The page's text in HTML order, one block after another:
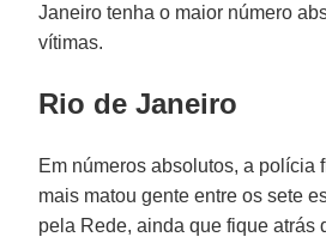
Janeiro tenha o maior número
vítimas.
Rio de Janeiro
Em números absolutos, a polícia
mais matou gente entre os sete
pela Rede, ainda que fique atrás